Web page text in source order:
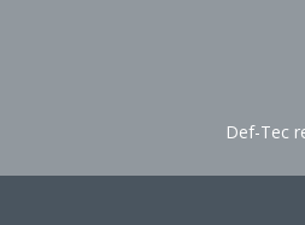
Def-Tec